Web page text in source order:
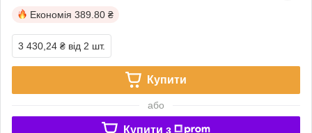
Економія 389.80 ₴
3 430,24 ₴ від 2 шт.
Купити
або
Купити з